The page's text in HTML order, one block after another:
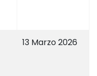
13 Marzo 2026